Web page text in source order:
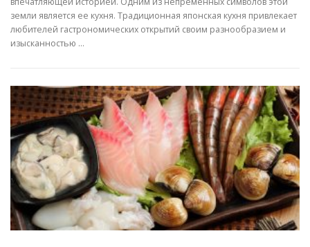
земли является ее кухня. Традиционная японская кухня привлекает
любителей гастрономических открытий своим разнообразием и
изысканностью …